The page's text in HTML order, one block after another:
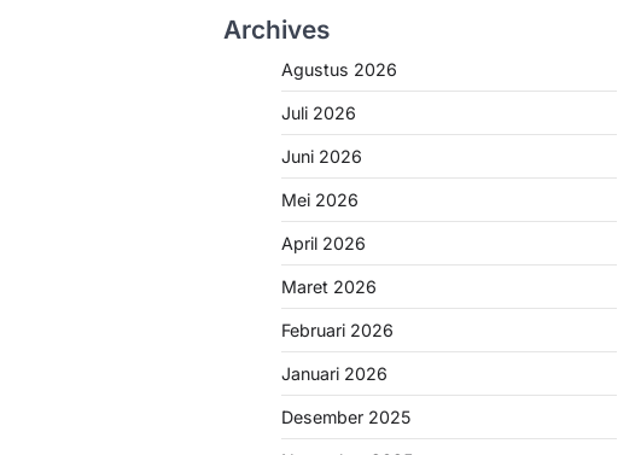
Archives
Agustus 2026
Juli 2026
Juni 2026
Mei 2026
April 2026
Maret 2026
Februari 2026
Januari 2026
Desember 2025